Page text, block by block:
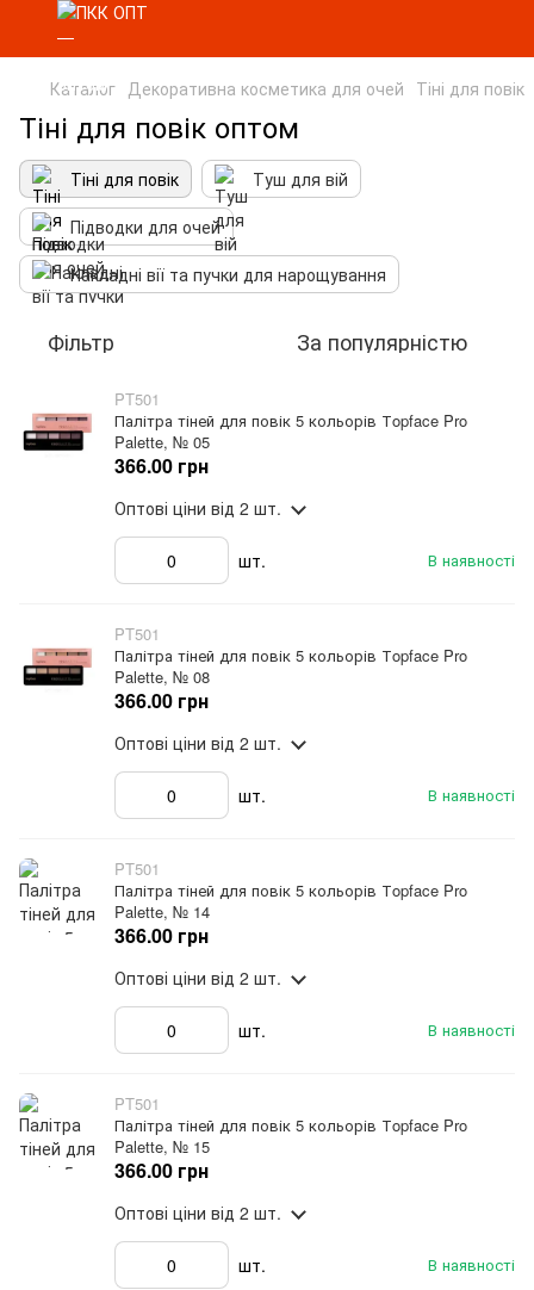
Каталог Декоративна косметика для очей Тіні для повік
Тіні для повік оптом
Тіні для повік
Туш для вій
Підводки для очей
Накладні вії та пучки для нарощування
Фільтр За популярністю
PT501
Палітра тіней для повік 5 кольорів Тopface Pro
Palette, № 05
В наявності
366.00 грн
Оптові ціни від 2 шт.
шт.
PT501
Палітра тіней для повік 5 кольорів Тopface Pro
Palette, № 08
В наявності
366.00 грн
Оптові ціни від 2 шт.
шт.
PT501
Палітра тіней для повік 5 кольорів Тopface Pro
Palette, № 14
В наявності
366.00 грн
Оптові ціни від 2 шт.
шт.
PT501
Палітра тіней для повік 5 кольорів Тopface Pro
Palette, № 15
В наявності
366.00 грн
Оптові ціни від 2 шт.
шт.